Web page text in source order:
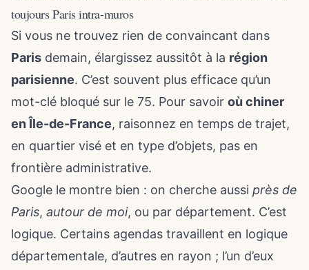
toujours Paris intra-muros
Si vous ne trouvez rien de convaincant dans
Paris demain, élargissez aussitôt à la région
parisienne. C’est souvent plus efficace qu’un
mot-clé bloqué sur le 75. Pour savoir où chiner
en Île-de-France, raisonnez en temps de trajet,
en quartier visé et en type d’objets, pas en
frontière administrative.
Google le montre bien : on cherche aussi près de
Paris, autour de moi, ou par département. C’est
logique. Certains agendas travaillent en logique
départementale, d’autres en rayon ; l’un d’eux